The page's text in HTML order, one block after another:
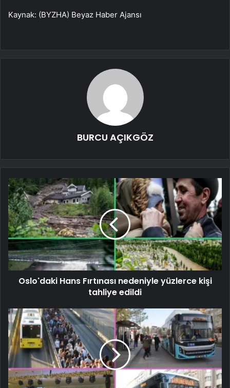
Kaynak: (BYZHA) Beyaz Haber Ajansı
BURCU AÇIKGÖZ
Oslo'daki Hans Fırtınası nedeniyle yüzlerce kişi
tahliye edildi